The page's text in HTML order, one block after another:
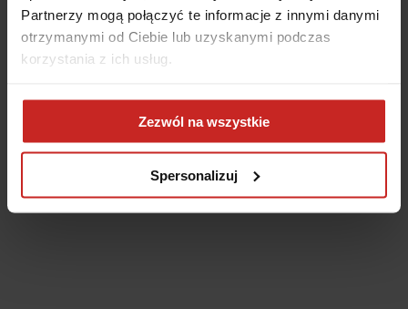
Partnerzy mogą połączyć te informacje z innymi danymi
otrzymanymi od Ciebie lub uzyskanymi podczas
korzystania z ich usług.
Zezwól na wszystkie
Spersonalizuj
browser console for more information)